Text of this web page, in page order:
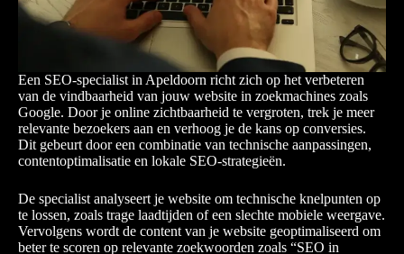
Een SEO-specialist in Apeldoorn richt zich op het verbeteren
van de vindbaarheid van jouw website in zoekmachines zoals
Google. Door je online zichtbaarheid te vergroten, trek je meer
relevante bezoekers aan en verhoog je de kans op conversies.
Dit gebeurt door een combinatie van technische aanpassingen,
contentoptimalisatie en lokale SEO-strategieën.
De specialist analyseert je website om technische knelpunten op
te lossen, zoals trage laadtijden of een slechte mobiele weergave.
Vervolgens wordt de content van je website geoptimaliseerd om
beter te scoren op relevante zoekwoorden zoals “SEO in